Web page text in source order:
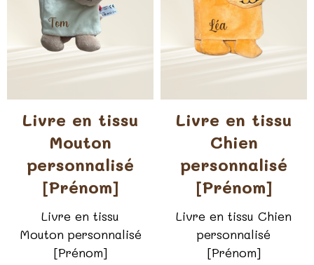
Livre en tissu
Mouton
personnalisé
[Prénom]
Livre en tissu
Mouton personnalisé
[Prénom]
Livre en tissu
Chien
personnalisé
[Prénom]
Livre en tissu Chien
personnalisé
[Prénom]